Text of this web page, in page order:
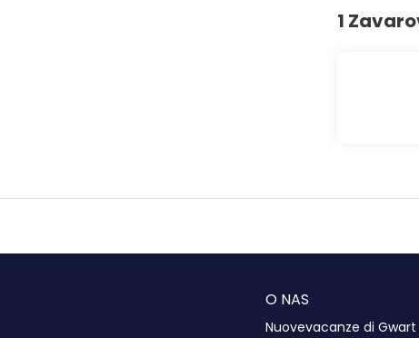
1
O NAS
Nuovevacanze di Gwart